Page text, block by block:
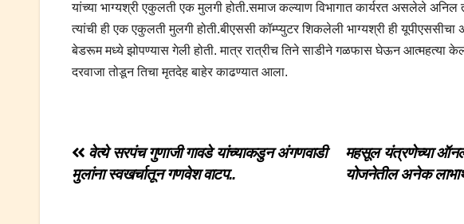
यांच्या भाग्यश्री एकुलती एक मुलगी होती.समाज कल्याण विभागात कार्यरत असलेले अनिल
त्यांची ही एक एकुलती मुलगी होती.बीएससी कॉम्प्युटर शिकलेली भाग्यश्री ही
बेडरूम मध्ये झोपण्यास गेली होती. मात्र रात्रीच तिने साडीने गळफास घेऊन
दरवाजा तोडून तिचा मृतदेह बाहेर काढण्यात आला.
Post
navigation
महसूल यंत्रणेच्या
योजनेतील अनेक
वेत्ये सरपंच गुणाजी गावडे यांच्याकडुन अंगणवाडी
मुलांना स्वखर्चातून गणवेश वाटप..